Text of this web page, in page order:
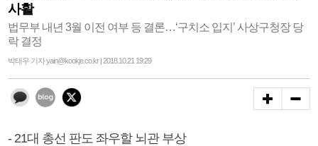
사활
법무부 내년 3월 이전 여부 등 결론…‘구치소 입지’ 사상구청장 당
락 결정
박태우 기자 yain@kookje.co.kr | 2018.10.21 19:29
- 21대 총선 판도 좌우할 뇌관 부상